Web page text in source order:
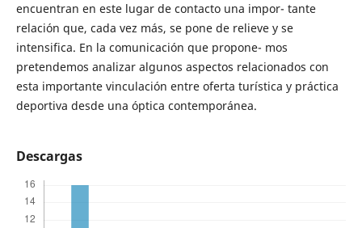
encuentran en este lugar de contacto una impor- tante
relación que, cada vez más, se pone de relieve y se
intensifica. En la comunicación que propone- mos
pretendemos analizar algunos aspectos relacionados con
esta importante vinculación entre oferta turística y práctica
deportiva desde una óptica contemporánea.
Descargas